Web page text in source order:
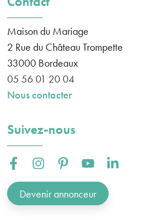
Maison du Mariage
2 Rue du Château Trompette
33000 Bordeaux
05 56 01 20 04
Nous contacter
Suivez-nous
Facebook :Instagram :Pinterest :Youtube :Linkedin :
Devenir annonceur